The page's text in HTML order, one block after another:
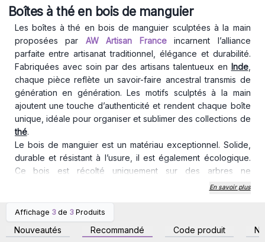
Boîtes à thé en bois de manguier
Les boîtes à thé en bois de manguier sculptées à la main
proposées par AW Artisan Franceincarnent l’alliance
parfaite entre artisanat traditionnel, élégance et durabilité.
Fabriquées avec soin par des artisans talentueux en Inde,
chaque pièce reflète un savoir-faire ancestral transmis de
génération en génération. Les motifs sculptés à la main
ajoutent une touche d’authenticité et rendent chaque boîte
unique, idéale pour organiser et sublimer des collections de
thé.
Le bois de manguier est un matériau exceptionnel. Solide,
durable et résistant à l’usure, il est également écologique.
Ce bois est récolté uniquement sur des arbres ne
produisant plus de fruits, ce qui en fait une ressource
grain naturel, riche et varié, donne à chaque boîte un
Ces boîtes, dotées de fermoirs en laiton vintage,
En savoir plus
Affichage 3 de 3 Produits
Nouveautés Recommandé Code produit
Connectez-vous ou
inscrivez-vous pour
accéder aux prix de gros
inscrivez-vous pour
accéder aux prix de gros